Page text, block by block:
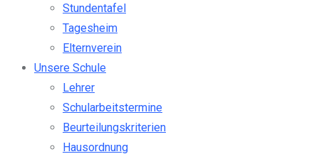
Stundentafel
Tagesheim
Elternverein
Unsere Schule
Lehrer
Schularbeitstermine
Beurteilungskriterien
Hausordnung